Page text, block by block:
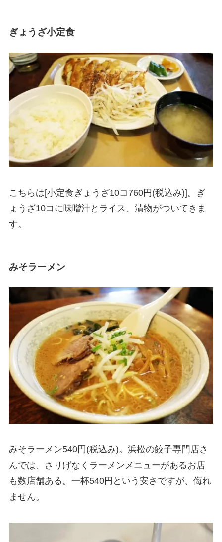
ぎょうざ小定食
こちらは[小定食ぎょうざ10コ760円(税込み)]。ぎ
ょうざ10コに味噌汁とライス、漬物がついてきま
す。
みそラーメン
みそラーメン540円(税込み)。浜松の餃子専門店さ
んでは、さりげなくラーメンメニューがあるお店
も数店舗ある。一杯540円という安さですが、侮れ
ません。